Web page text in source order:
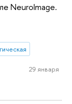
NeuroImage.
29 января